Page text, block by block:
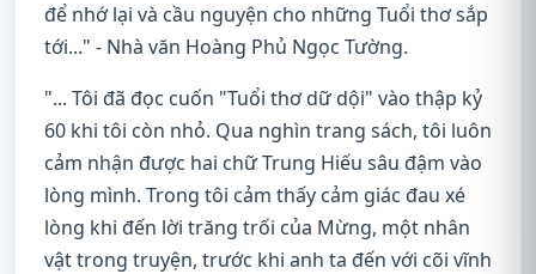
để nhớ lại và cầu nguyện cho những Tuổi thơ sắp
tới..." - Nhà văn Hoàng Phủ Ngọc Tường.
"... Tôi đã đọc cuốn "Tuổi thơ dữ dội" vào thập kỷ
60 khi tôi còn nhỏ. Qua nghìn trang sách, tôi luôn
cảm nhận được hai chữ Trung Hiếu sâu đậm vào
lòng mình. Trong tôi cảm thấy cảm giác đau xé
lòng khi đến lời trăng trối của Mừng, một nhân
vật trong truyện, trước khi anh ta đến với cõi vĩnh